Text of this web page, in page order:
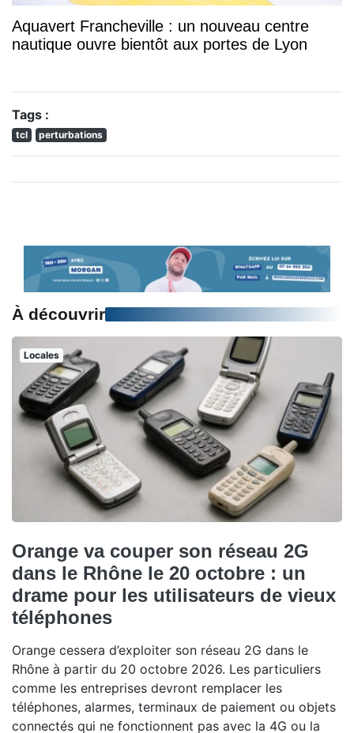
Aquavert Francheville : un nouveau centre
nautique ouvre bientôt aux portes de Lyon
Tags :
tcl perturbations
À découvrir
Locales
Orange va couper son réseau 2G
dans le Rhône le 20 octobre : un
drame pour les utilisateurs de vieux
téléphones
Orange cessera d’exploiter son réseau 2G dans le
Rhône à partir du 20 octobre 2026. Les particuliers
comme les entreprises devront remplacer les
téléphones, alarmes, terminaux de paiement ou objets
connectés qui ne fonctionnent pas avec la 4G ou la